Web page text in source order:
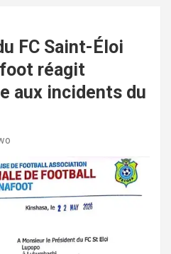
FC Saint-Éloi
réagit
aux incidents du